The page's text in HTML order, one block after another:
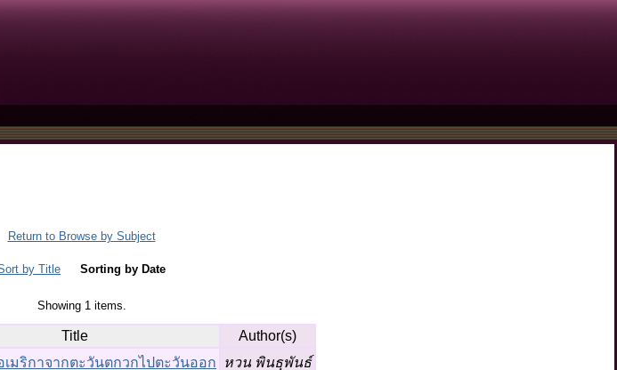
Return to Browse by Subject
by Title Sorting by Date
Showing 1 items.
Title
Author(s)
เมริกาจากตะวันตกวกไปตะวันออก หวน พินธุพันธ์